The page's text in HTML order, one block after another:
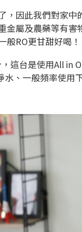
，因此我們對家
金屬及農藥等有
般RO更甘甜好喝！
這台是使用All in
水、一般頻率使用